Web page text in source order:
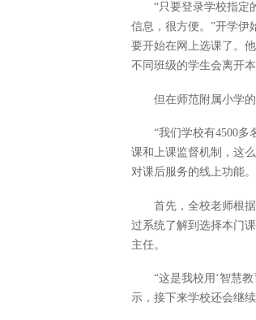
“只要登录学校指定
信息，很方便。”开学伊
要开始在网上选课了。
不同班级的学生会离开
但在师范附属小学
“我们学校有4500
课和上课监督机制，这
对课后服务的线上功能。
首先，全校老师根
过系统了解到选择本门
主任。
“这是我校用‘智慧
示，接下来学校还会继